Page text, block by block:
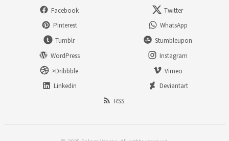
Facebook
Twitter
Pinterest
WhatsApp
Tumblr
Stumbleupon
WordPress
Instagram
>Dribbble
Vimeo
Linkedin
Deviantart
RSS